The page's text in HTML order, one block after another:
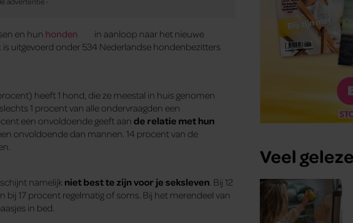
en hun honden
in aanloop naar het nieuwe
is uitgevoerd onder 534 Nederlandse hondenbezitters
heeft 1 hond, die ze meestal in huis genomen
1 procent van alle ondervraagden een
een onvoldoende geeft aan de relatie met hun
onvoldoende dan mannen. 14 procent van de
namelijk niet best te zijn voor je seksleven . Bij 12
17 procent regelmatig of soms. Bij het merendeel van
in bed.